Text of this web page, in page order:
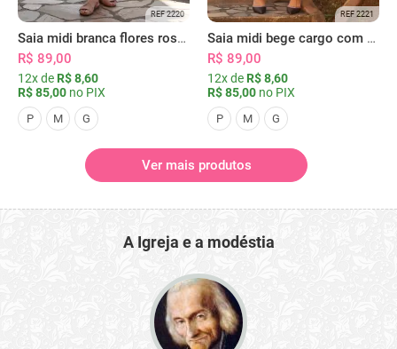
REF 2220
Saia midi branca flores rosas com bolsos
R$ 89,00
12x de R$ 8,60
R$ 85,00 no PIX
P M G
REF 2221
Saia midi bege cargo com bolsos
R$ 89,00
12x de R$ 8,60
R$ 85,00 no PIX
P M G
Ver mais produtos
A Igreja e a modéstia